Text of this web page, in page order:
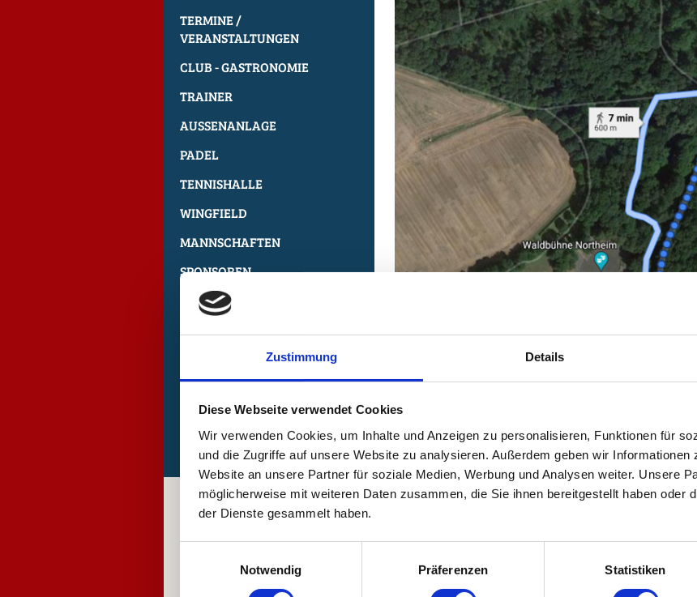
Zustimmung Details
Diese Webseite verwendet Cookies
Wir verwenden Cookies, um Inhalte und Anzeigen zu personalisieren, Funktionen für
und die Zugriffe auf unsere Website zu analysieren. Außerdem geben wir Informationen
Website an unsere Partner für soziale Medien, Werbung und Analysen weiter. Unsere
möglicherweise mit weiteren Daten zusammen, die Sie ihnen bereitgestellt haben oder
der Dienste gesammelt haben.
Notwendig
Präferenzen Statistiken
TERMINE /
VERANSTALTUNGEN
CLUB - GASTRONOMIE
TRAINER
AUSSENANLAGE
PADEL
TENNISHALLE
WINGFIELD
MANNSCHAFTEN
SPONSOREN
TENNISURLAUB
KONTAKT
DATENSCHUTZ
Herzlich Willkommen in NORTHEIM: